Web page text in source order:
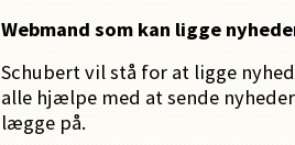
Webmand som kan ligge
Schubert vil stå for at ligge
alle hjælpe med at sende
lægge på.